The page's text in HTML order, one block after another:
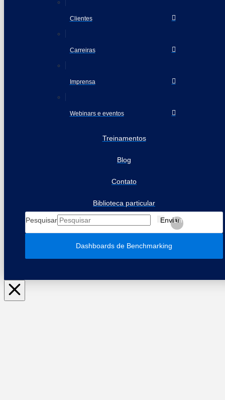
Clientes
Carreiras
Imprensa
Webinars e eventos
Treinamentos
Blog
Contato
Biblioteca particular
Pesquisar EnviarLimpar
Dashboards de Benchmarking